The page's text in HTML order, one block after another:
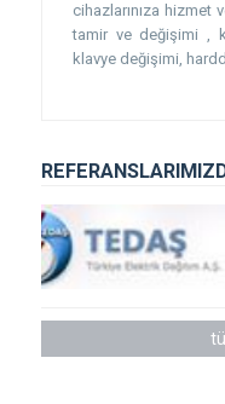
cihazlarınıza hizmet
tamir ve değişimi ,
klavye değişimi,